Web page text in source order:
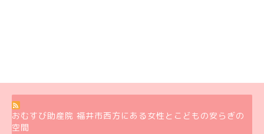
おむすび助産院 福井市西方にある女性とこどもの安らぎの
空間